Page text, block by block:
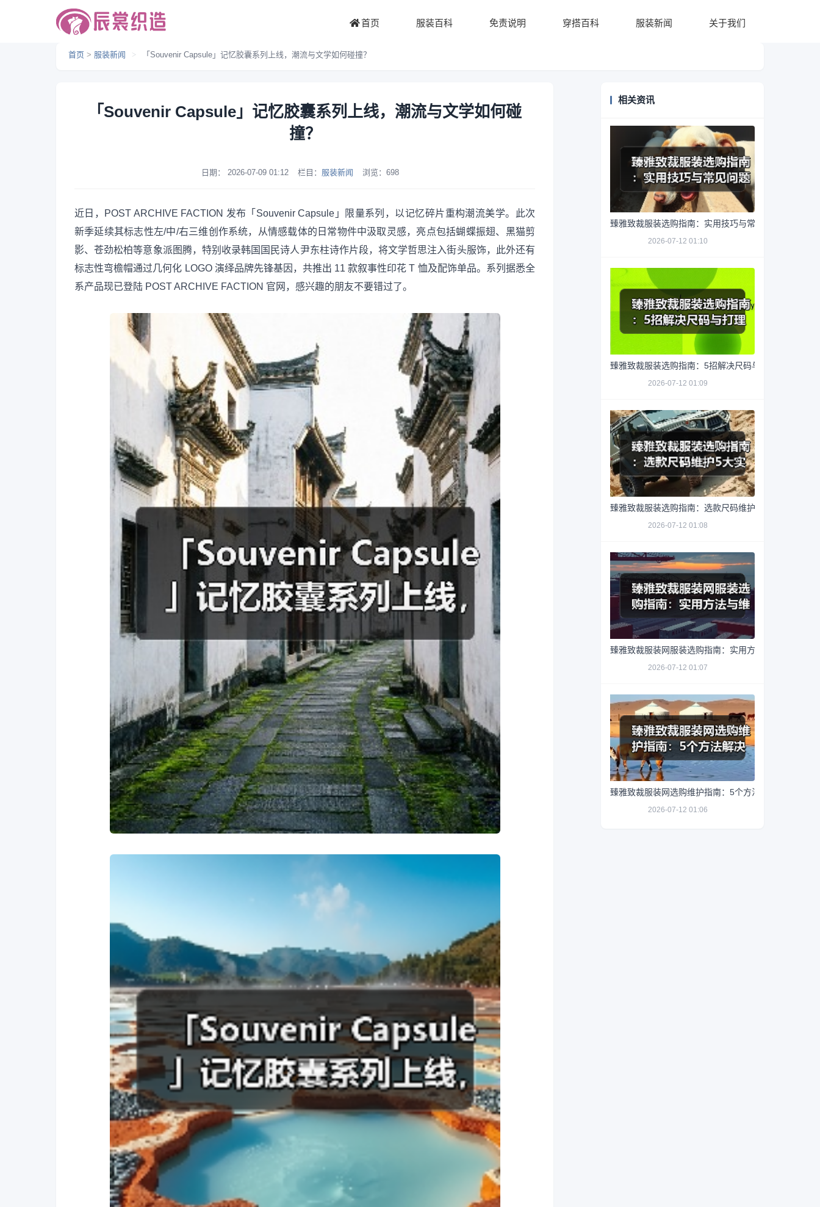
首页 服装百科 免责说明 穿搭百科 服装新闻 关于我们
首页 > 服装新闻 > 「Souvenir Capsule」记忆胶囊系列上线，潮流与文学如何碰撞？
「Souvenir Capsule」记忆胶囊系列上线，潮流与文学如何碰
撞？
日期： 2026-07-09 01:12 栏目： 服装新闻 浏览： 698
近日，POST ARCHIVE FACTION 发布「Souvenir Capsule」限量系列，以记忆碎片重构潮流美学。此次
新季延续其标志性左/中/右三维创作系统，从情感载体的日常物件中汲取灵感，亮点包括蝴蝶振翅、黑猫剪
影、苍劲松柏等意象派图腾，特别收录韩国国民诗人尹东柱诗作片段，将文学哲思注入街头服饰，此外还有
标志性弯檐帽通过几何化 LOGO 演绎品牌先锋基因，共推出 11 款叙事性印花 T 恤及配饰单品。系列据悉全
系产品现已登陆 POST ARCHIVE FACTION 官网，感兴趣的朋友不要错过了。
相关资讯
臻雅致裁服装选购指南：实用技巧与常见问题解析
2026-07-12 01:10
臻雅致裁服装选购指南：5招解决尺码与打理难题
2026-07-12 01:09
臻雅致裁服装选购指南：选款尺码维护5大实用方法
2026-07-12 01:08
臻雅致裁服装网服装选购指南：实用方法与维护技巧
2026-07-12 01:07
臻雅致裁服装网选购维护指南：5个方法解决网购踩坑
2026-07-12 01:06